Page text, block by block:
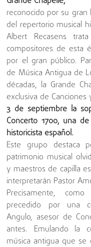
reconocido por su
del repertorio musical
Albert Recasens
compositores de esta
por el gran público.
de Música Antigua de
décadas, la Grande
exclusiva de Canciones
3 de septiembre la
Concerto 1700, una
historicista español.
Este grupo destaca
patrimonio musical
y maestros de capilla
interpretarán Pastor
Precisamente,
precedido por una
Angulo, asesor de
antes. Emulando la
música antigua que